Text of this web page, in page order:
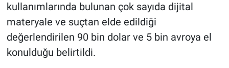
kullanımlarında bulunan çok sayıda dijital
materyale ve suçtan elde edildiği
değerlendirilen 90 bin dolar ve 5 bin avroya el
konulduğu belirtildi.